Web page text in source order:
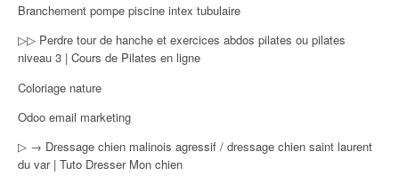
Branchement pompe piscine intex tubulaire
▷▷ Perdre tour de hanche et exercices abdos pilates ou pilates
niveau 3 | Cours de Pilates en ligne
Coloriage nature
Odoo email marketing
▷ → Dressage chien malinois agressif / dressage chien saint laurent
du var | Tuto Dresser Mon chien